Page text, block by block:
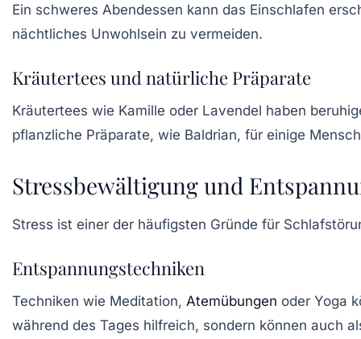
Ein schweres Abendessen kann das Einschlafen
nächtliches Unwohlsein zu vermeiden.
Kräutertees und natürliche Präparate
Kräutertees wie Kamille oder Lavendel haben
pflanzliche Präparate, wie Baldrian, für einige
Stressbewältigung und
Stress ist einer der häufigsten Gründe für
Entspannungstechniken
Techniken wie Meditation, Atemübungen oder Yoga
während des Tages hilfreich, sondern können auch